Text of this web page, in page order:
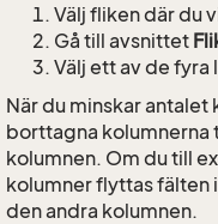
Välj fliken där du
Gå till avsnittet
Välj ett av de
När du minskar
borttagna kolumnerna
kolumnen. Om du till
kolumner flyttas fälten
den andra kolumnen.